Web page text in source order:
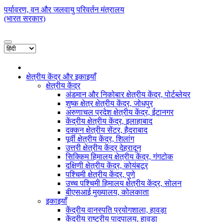
पर्यावरण, वन और जलवायु परिवर्तन मंत्रालय
(भारत सरकार)
क्षेत्रीय केंद्र और इकाइयाँ
क्षेत्रीय केंद्र
अंडमान और निकोबार क्षेत्रीय केंद्र, पोर्टब्लेयर
शुष्क क्षेत्र क्षेत्रीय केंद्र, जोधपुर
अरुणाचल प्रदेश क्षेत्रीय केंद्र, ईटानगर
केंद्रीय क्षेत्रीय केंद्र, इलाहाबाद
दक्कन क्षेत्रीय सेंटर, हैदराबाद
पूर्वी क्षेत्रीय केंद्र, शिलांग
उत्तरी क्षेत्रीय केंद्र देहरादून
सिक्किम हिमालय क्षेत्रीय केंद्र, गंगटोक
दक्षिणी क्षेत्रीय केंद्र, कोयंबटूर
पश्चिमी क्षेत्रीय केंद्र, पुणे
उच्च पश्चिमी हिमालय क्षेत्रीय केंद्र, सोलन
बीएसआई मुख्यालय, कोलकाता
इकाइयाँ
केंद्रीय वानस्पति प्रयोगशाला, हावड़ा
केंद्रीय राष्ट्रीय पादपालय, हावड़ा